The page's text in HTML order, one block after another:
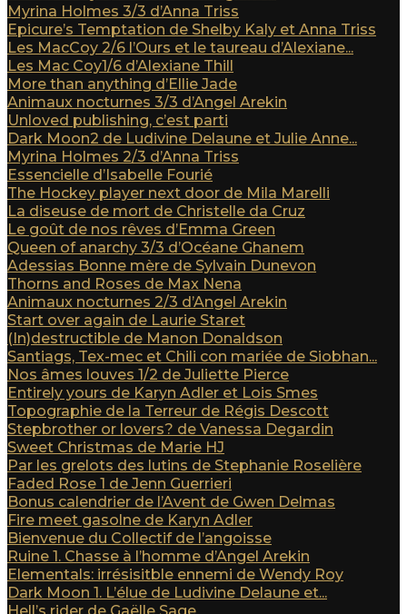
Myrina Holmes 3/3 d’Anna Triss
Epicure’s Temptation de Shelby Kaly et Anna Triss
Les MacCoy 2/6 l’Ours et le taureau d’Alexiane...
Les Mac Coy1/6 d’Alexiane Thill
More than anything d’Ellie Jade
Animaux nocturnes 3/3 d’Angel Arekin
Unloved publishing, c’est parti
Dark Moon2 de Ludivine Delaune et Julie Anne...
Myrina Holmes 2/3 d’Anna Triss
Essencielle d’Isabelle Fourié
The Hockey player next door de Mila Marelli
La diseuse de mort de Christelle da Cruz
Le goût de nos rêves d’Emma Green
Queen of anarchy 3/3 d’Océane Ghanem
Adessias Bonne mère de Sylvain Dunevon
Thorns and Roses de Max Nena
Animaux nocturnes 2/3 d’Angel Arekin
Start over again de Laurie Staret
(In)destructible de Manon Donaldson
Santiags, Tex-mec et Chili con mariée de Siobhan...
Nos âmes louves 1/2 de Juliette Pierce
Entirely yours de Karyn Adler et Lois Smes
Topographie de la Terreur de Régis Descott
Stepbrother or lovers? de Vanessa Degardin
Sweet Christmas de Marie HJ
Par les grelots des lutins de Stephanie Roselière
Faded Rose 1 de Jenn Guerrieri
Bonus calendrier de l’Avent de Gwen Delmas
Fire meet gasolne de Karyn Adler
Bienvenue du Collectif de l’angoisse
Ruine 1. Chasse à l’homme d’Angel Arekin
Elementals: irrésisitble ennemi de Wendy Roy
Dark Moon 1. L’élue de Ludivine Delaune et...